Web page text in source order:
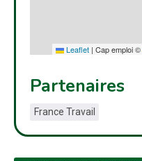
Leaflet | Cap emploi ©
Partenaires
France Travail